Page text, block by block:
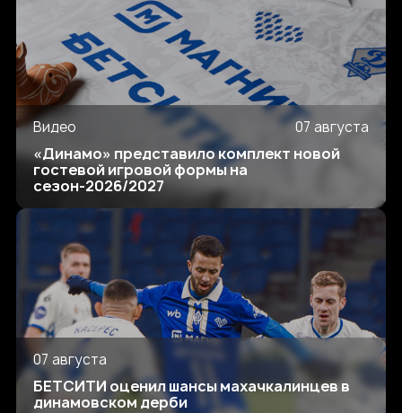
Видео 07 августа
«Динамо» представило комплект новой
гостевой игровой формы на
сезон-2026/2027
07 августа
БЕТСИТИ оценил шансы махачкалинцев в
динамовском дерби